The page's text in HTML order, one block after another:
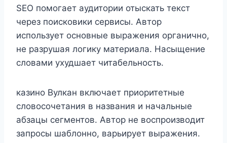
SEO помогает аудитории отыскать текст
через поисковики сервисы. Автор
использует основные выражения органично,
не разрушая логику материала. Насыщение
словами ухудшает читабельность.
казино Вулкан включает приоритетные
словосочетания в названия и начальные
абзацы сегментов. Автор не воспроизводит
запросы шаблонно, варьирует выражения.